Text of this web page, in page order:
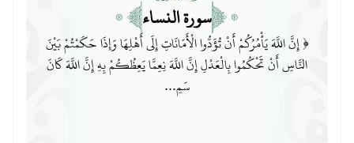
سورة النساء
﴿ إِنَّ اللَّهَ يَأْمُرُكُمْ أَنْ تُؤَدُّوا الْأَمَانَاتِ إِلَى أَهْلِهَا وَإِذَا حَكَمْتُمْ بَيْنَ
النَّاسِ أَنْ تَحْكُمُوا بِالْعَدْلِ إِنَّ اللَّهَ نِعِمَّا يَعِظُكُمْ بِهِ إِنَّ اللَّهَ كَانَ
سَمِ...